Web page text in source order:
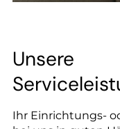
Unsere
Ihr Einrichtungs-